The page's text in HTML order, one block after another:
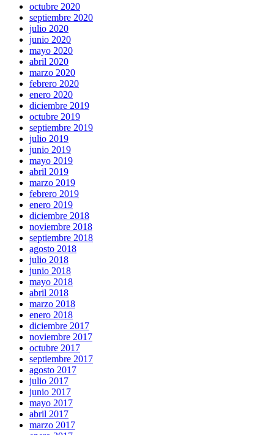
octubre 2020
septiembre 2020
julio 2020
junio 2020
mayo 2020
abril 2020
marzo 2020
febrero 2020
enero 2020
diciembre 2019
octubre 2019
septiembre 2019
julio 2019
junio 2019
mayo 2019
abril 2019
marzo 2019
febrero 2019
enero 2019
diciembre 2018
noviembre 2018
septiembre 2018
agosto 2018
julio 2018
junio 2018
mayo 2018
abril 2018
marzo 2018
enero 2018
diciembre 2017
noviembre 2017
octubre 2017
septiembre 2017
agosto 2017
julio 2017
junio 2017
mayo 2017
abril 2017
marzo 2017